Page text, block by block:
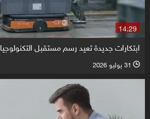
14:29
ابتكارات جديدة تعيد رسم مستقبل التكنولوجيا
l 31 يوليو 2026